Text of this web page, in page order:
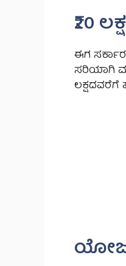
₹20
ಈಗ
ಸರಿಯಾಗಿ